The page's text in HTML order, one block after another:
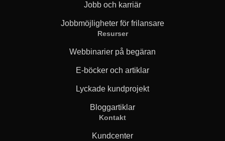
Jobb och karriär
Jobbmöjligheter för frilansare
Resurser
Webbinarier på begäran
E-böcker och artiklar
Lyckade kundprojekt
Bloggartiklar
Kontakt
Kundcenter